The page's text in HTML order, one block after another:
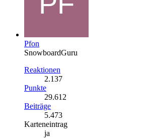
Pfon
SnowboardGuru
Reaktionen
2.137
Punkte
29.612
Beiträge
5.473
Karteneintrag
ja